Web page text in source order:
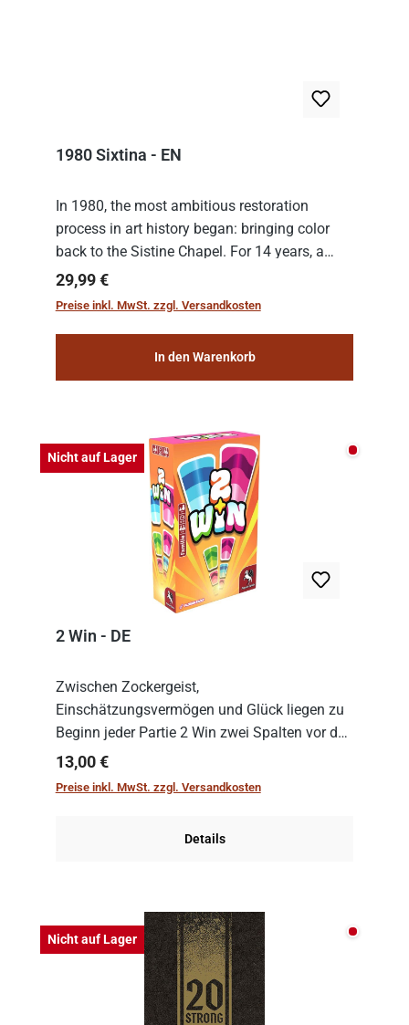
1980 Sixtina - EN
In 1980, the most ambitious restoration
process in art history began: bringing color
back to the Sistine Chapel. For 14 years, a
team of experts from the Vatican undertook
the meticulous job of cleaning and
Regulärer Preis:
29,99 €
Preise inkl. MwSt. zzgl. Versandkosten
In den Warenkorb
Nicht auf Lager Nicht
2 Win - DE
Zwischen Zockergeist,
Einschätzungsvermögen und Glück liegen zu
Beginn jeder Partie 2 Win zwei Spalten vor den
Spielenden aus, die es in die Höhe zu treiben
gilt. Doch das geht natürlich nur, solange man
Regulärer Preis:
13,00 €
Preise inkl. MwSt. zzgl. Versandkosten
Details
Nicht auf Lager Nicht